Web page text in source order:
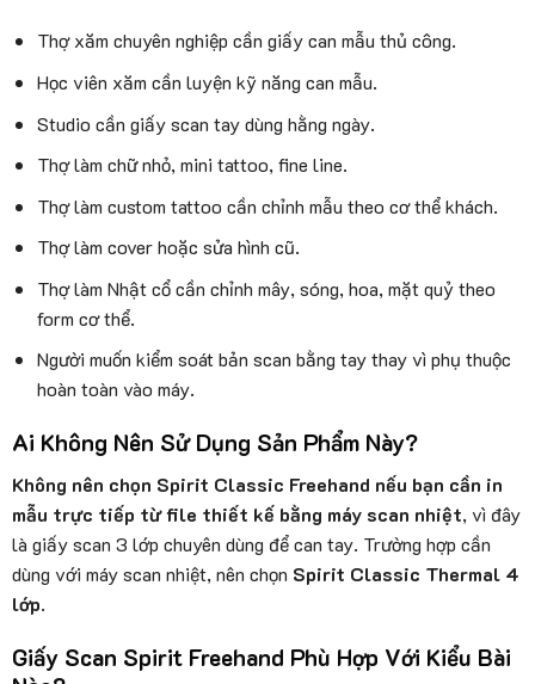
Thợ xăm chuyên nghiệp cần giấy can mẫu thủ công.
Học viên xăm cần luyện kỹ năng can mẫu.
Studio cần giấy scan tay dùng hằng ngày.
Thợ làm chữ nhỏ, mini tattoo, fine line.
Thợ làm custom tattoo cần chỉnh mẫu theo cơ thể khách.
Thợ làm cover hoặc sửa hình cũ.
Thợ làm Nhật cổ cần chỉnh mây, sóng, hoa, mặt quỷ theo
form cơ thể.
Người muốn kiểm soát bản scan bằng tay thay vì phụ thuộc
hoàn toàn vào máy.
Ai Không Nên Sử Dụng Sản Phẩm Này?
Không nên chọn Spirit Classic Freehand nếu bạn cần in
mẫu trực tiếp từ file thiết kế bằng máy scan nhiệt, vì đây
là giấy scan 3 lớp chuyên dùng để can tay. Trường hợp cần
dùng với máy scan nhiệt, nên chọn Spirit Classic Thermal 4
lớp.
Giấy Scan Spirit Freehand Phù Hợp Với Kiểu Bài